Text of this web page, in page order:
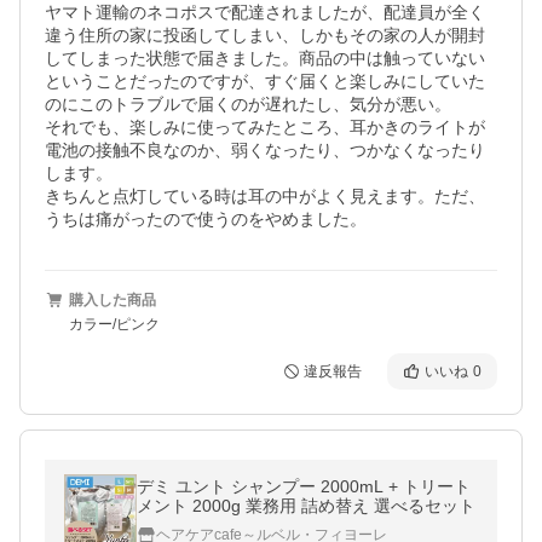
ヤマト運輸のネコポスで配達されましたが、配達員が全く
違う住所の家に投函してしまい、しかもその家の人が開封
してしまった状態で届きました。商品の中は触っていない
ということだったのですが、すぐ届くと楽しみにしていた
のにこのトラブルで届くのが遅れたし、気分が悪い。
それでも、楽しみに使ってみたところ、耳かきのライトが
電池の接触不良なのか、弱くなったり、つかなくなったり
します。
きちんと点灯している時は耳の中がよく見えます。ただ、
うちは痛がったので使うのをやめました。
購入した商品
カラー/ピンク
違反報告 いいね 0
デミ ユント シャンプー 2000mL + トリート
メント 2000g 業務用 詰め替え 選べるセット
ヘアケアcafe～ルベル・フィヨーレ